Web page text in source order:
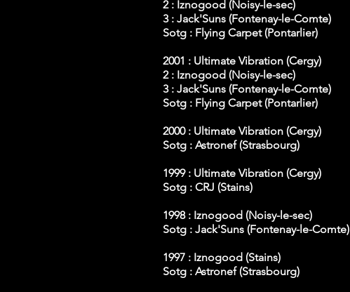
2 : Iznogood (Noisy-le-sec)
3 : Jack'Suns (Fontenay-le-Comte)
Sotg : Flying Carpet (Pontarlier)
2001 : Ultimate Vibration (Cergy)
2 : Iznogood (Noisy-le-sec)
3 : Jack'Suns (Fontenay-le-Comte)
Sotg : Flying Carpet (Pontarlier)
2000 : Ultimate Vibration (Cergy)
Sotg : Astronef (Strasbourg)
1999 : Ultimate Vibration (Cergy)
Sotg : CRJ (Stains)
1998 : Iznogood (Noisy-le-sec)
Sotg : Jack'Suns (Fontenay-le-Comte)
1997 : Iznogood (Stains)
Sotg : Astronef(Strasbourg)